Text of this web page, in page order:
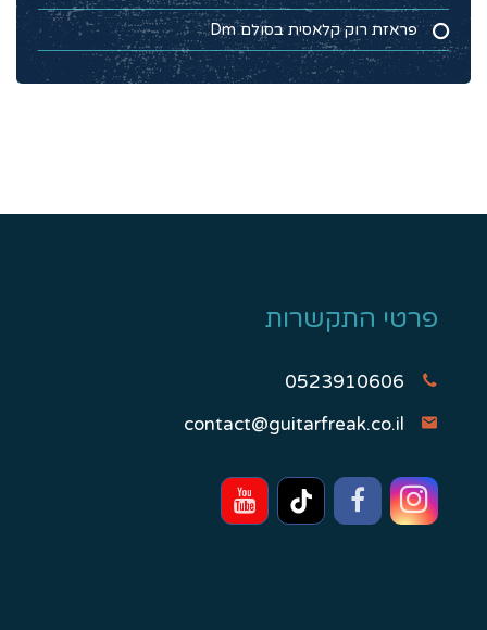
פראזת רוק קלאסית בסולם Dm
פרטי התקשרות
0523910606
contact@guitarfreak.co.il